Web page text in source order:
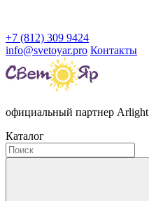
+7 (812) 309 9424
info@svetoyar.pro Контакты
официальный партнер Arlight
Каталог